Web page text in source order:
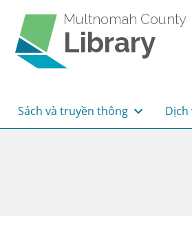
Multnomah County
Library
Main
Sách và truyền thông